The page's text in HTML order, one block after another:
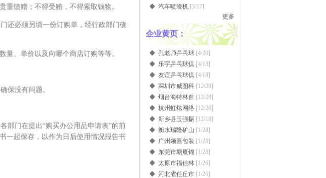
重馈赠；不得受贿，不得索取钱物。
还必须另填一份订购单，经行政部门确
量、单价以及向哪个商店订购等等。
保没有问题。
部门在提出“购买办公用品申请表”的前
一起保存，以作为日后使用情况报告书
◆ 汽车喷漆机 [3/17]
更多
企业黄页：
◆ 孔老师乒乓球 [4/20]
◆ 乐宇乒乓球俱 [4/18]
◆ 友谊乒乓球俱 [4/18]
◆ 深圳市威图科 [12/29]
◆ 烟台海特林自 [12/29]
◆ 杭州虹炫网络 [12/26]
◆ 新乡县玉强振 [12/18]
◆ 衡水瑞隆矿山 [1/28]
◆ 广州领嘉包装 [1/28]
◆ 东莞市塘厦锦 [1/28]
◆ 太原市福佳林 [1/26]
◆ 河北省任丘市 [1/26]